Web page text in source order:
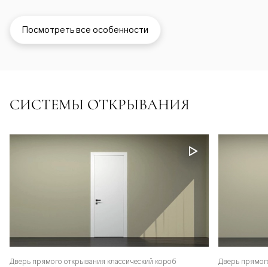
Посмотреть все особенности
СИСТЕМЫ ОТКРЫВАНИЯ
Дверь прямого открывания классический короб Дверь